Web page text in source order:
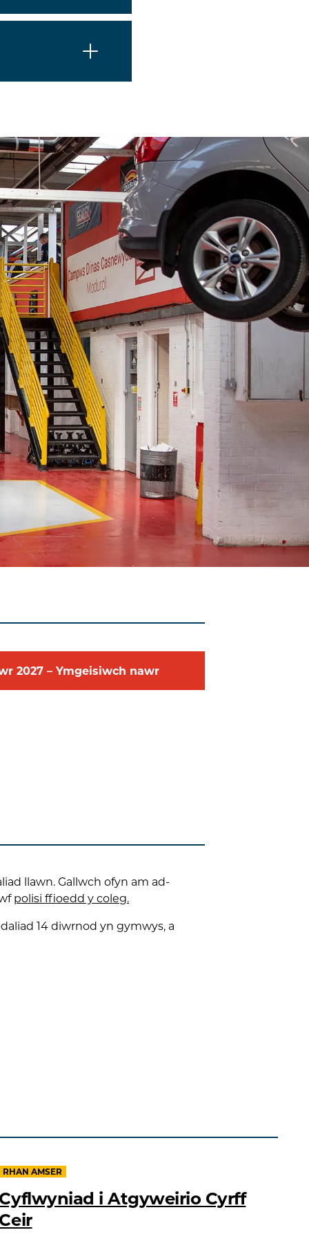
2027 – Ymgeisiwch nawr
llawn. Gallwch ofyn am ad-
polisi ffioedd y coleg.
14 diwrnod yn gymwys, a
RHAN AMSER
Cyflwyniad i Atgyweirio Cyrff
Ceir